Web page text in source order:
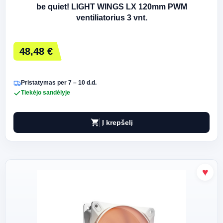
be quiet! LIGHT WINGS LX 120mm PWM
ventiliatorius 3 vnt.
48,48 €
Pristatymas per 7 – 10 d.d.
Tiekėjo sandėlyje
shopping_cart Į krepšelį